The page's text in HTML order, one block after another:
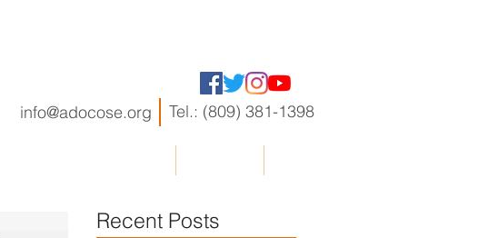
info@adocose.org Tel.: (809) 381-1398
Recent Posts